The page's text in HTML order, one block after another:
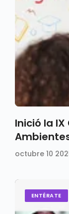
Inició la
octubre 10
ENTÉRATE